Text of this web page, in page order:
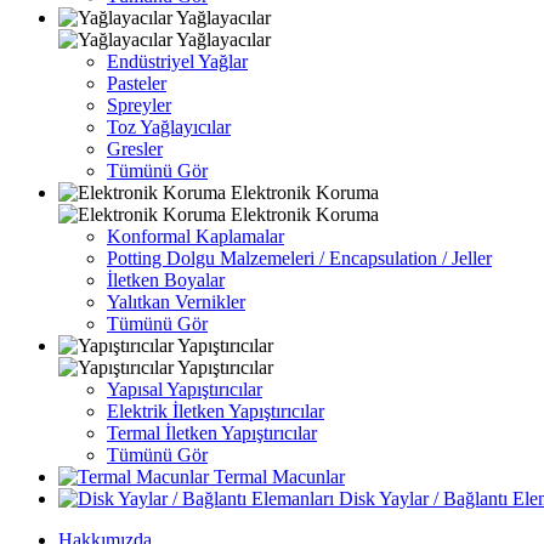
Yağlayacılar
Yağlayacılar
Endüstriyel Yağlar
Pasteler
Spreyler
Toz Yağlayıcılar
Gresler
Tümünü Gör
Elektronik Koruma
Elektronik Koruma
Konformal Kaplamalar
Potting Dolgu Malzemeleri / Encapsulation / Jeller
İletken Boyalar
Yalıtkan Vernikler
Tümünü Gör
Yapıştırıcılar
Yapıştırıcılar
Yapısal Yapıştırıcılar
Elektrik İletken Yapıştırıcılar
Termal İletken Yapıştırıcılar
Tümünü Gör
Termal Macunlar
Disk Yaylar / Bağlantı
Hakkımızda